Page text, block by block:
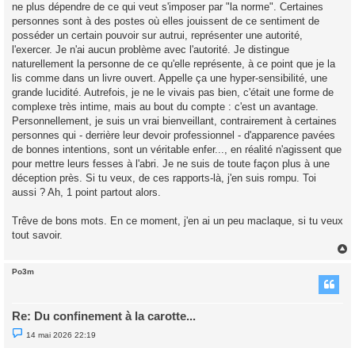
ne plus dépendre de ce qui veut s'imposer par "la norme". Certaines
personnes sont à des postes où elles jouissent de ce sentiment de
posséder un certain pouvoir sur autrui, représenter une autorité,
l'exercer. Je n'ai aucun problème avec l'autorité. Je distingue
naturellement la personne de ce qu'elle représente, à ce point que je la
lis comme dans un livre ouvert. Appelle ça une hyper-sensibilité, une
grande lucidité. Autrefois, je ne le vivais pas bien, c'était une forme de
complexe très intime, mais au bout du compte : c'est un avantage.
Personnellement, je suis un vrai bienveillant, contrairement à certaines
personnes qui - derrière leur devoir professionnel - d'apparence pavées
de bonnes intentions, sont un véritable enfer..., en réalité n'agissent que
pour mettre leurs fesses à l'abri. Je ne suis de toute façon plus à une
déception près. Si tu veux, de ces rapports-là, j'en suis rompu. Toi
aussi ? Ah, 1 point partout alors.
Trêve de bons mots. En ce moment, j'en ai un peu maclaque, si tu veux
tout savoir.
Po3m
Re: Du confinement à la carotte...
M
e
14 mai 2026 22:19